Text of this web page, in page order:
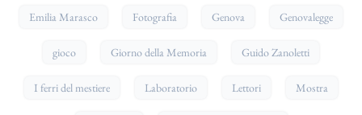
Emilia Marasco Fotografia Genova Genovalegge
gioco Giorno della Memoria Guido Zanoletti
I ferri del mestiere Laboratorio Lettori Mostra